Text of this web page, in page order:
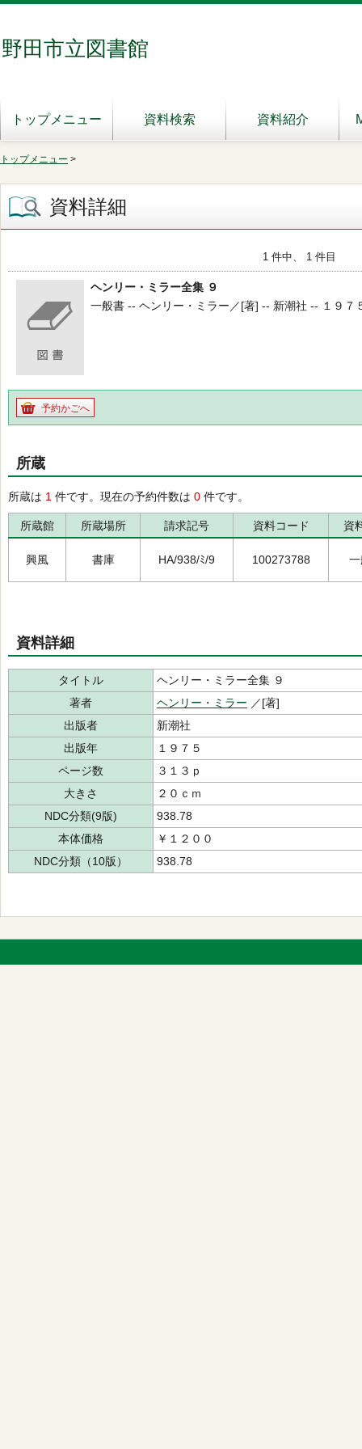
野田市立図書館
トップメニュー 資料検索 資料紹介
トップメニュー >
資料詳細
1 件中、 1 件目
ヘンリー・ミラー全集 ９
一般書 -- ヘンリー・ミラー／[著] -- 新潮社 -- １９７
予約かごへ
所蔵
所蔵は 1 件です。現在の予約件数は 0 件です。
所蔵館 所蔵場所 請求記号 資料コード 資
興風 書庫 HA/938/ﾐ/9 100273788
資料詳細
タイトル
ヘンリー・ミラー全集 ９
著者
ヘンリー・ミラー ／[著]
出版者
新潮社
出版年
１９７５
ページ数
３１３ｐ
大きさ
２０ｃｍ
NDC分類(9版)
938.78
本体価格
￥１２００
NDC分類（10版）
938.78